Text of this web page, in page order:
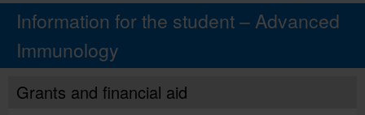
Research and innovation
Information for the student – Advanced
Immunology
Grants and financial aid